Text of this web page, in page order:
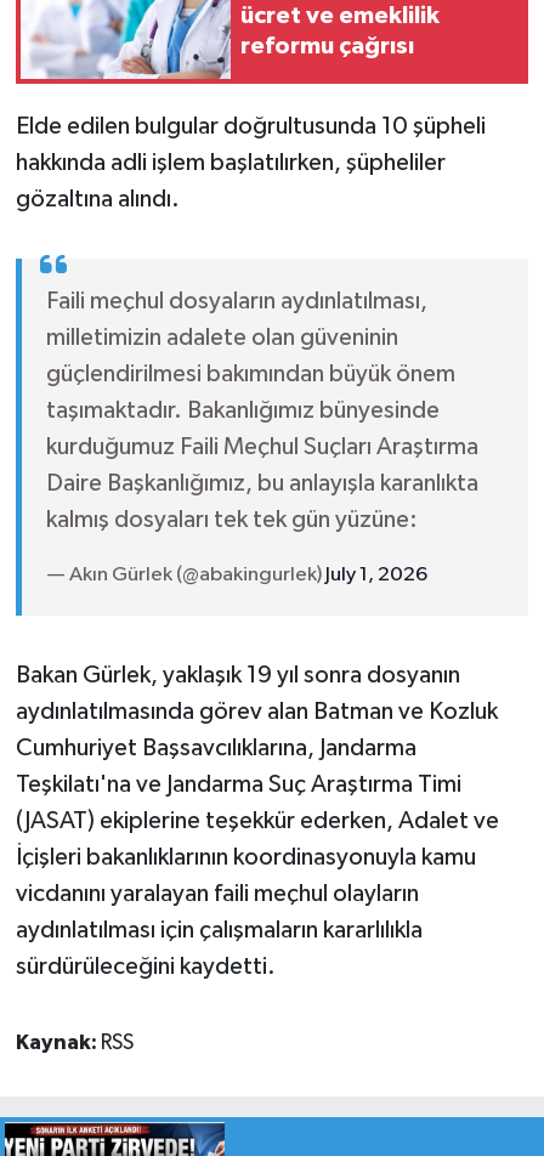
ücret ve emeklilik
reformu çağrısı
Elde edilen bulgular doğrultusunda 10 şüpheli
hakkında adli işlem başlatılırken, şüpheliler
gözaltına alındı.
Faili meçhul dosyaların aydınlatılması,
milletimizin adalete olan güveninin
güçlendirilmesi bakımından büyük önem
taşımaktadır. Bakanlığımız bünyesinde
kurduğumuz Faili Meçhul Suçları Araştırma
Daire Başkanlığımız, bu anlayışla karanlıkta
kalmış dosyaları tek tek gün yüzüne:
— Akın Gürlek (@abakingurlek) July 1, 2026
Bakan Gürlek, yaklaşık 19 yıl sonra dosyanın
aydınlatılmasında görev alan Batman ve Kozluk
Cumhuriyet Başsavcılıklarına, Jandarma
Teşkilatı'na ve Jandarma Suç Araştırma Timi
(JASAT) ekiplerine teşekkür ederken, Adalet ve
İçişleri bakanlıklarının koordinasyonuyla kamu
vicdanını yaralayan faili meçhul olayların
aydınlatılması için çalışmaların kararlılıkla
sürdürüleceğini kaydetti.
Kaynak: RSS